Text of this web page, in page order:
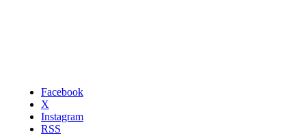
Facebook
X
Instagram
RSS